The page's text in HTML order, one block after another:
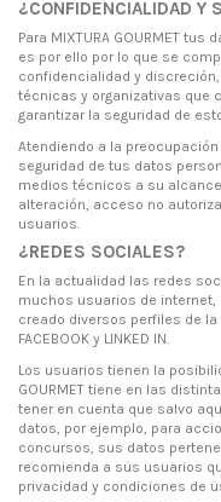
¿CONFIDENCIALIDAD Y
Para MIXTURA GOURMET
es por ello por lo que se
confidencialidad y
técnicas y organizativas que
garantizar la seguridad de
Atendiendo a la preocupación
seguridad de tus datos
medios técnicos a su
alteración, acceso no
usuarios.
¿REDES SOCIALES?
En la actualidad las redes
muchos usuarios de internet,
creado diversos perfiles de la
FACEBOOK y LINKED IN.
Los usuarios tienen la
GOURMET tiene en las
tener en cuenta que salvo
datos, por ejemplo, para
concursos, sus datos
recomienda a sus usuarios
privacidad y condiciones de